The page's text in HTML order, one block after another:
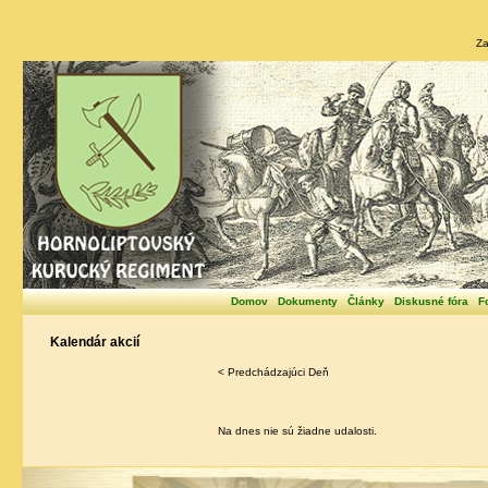
Domov Dokumenty Články Diskusné fóra
Kalendár akcií
< Predchádzajúci Deň
Na dnes nie sú žiadne udalosti.